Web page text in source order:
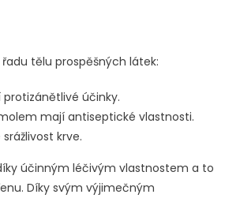
tělu prospěšných látek:
účinky.
mají antiseptické vlastnosti.
krve.
účinným léčivým vlastnostem a to
Díky svým výjimečným